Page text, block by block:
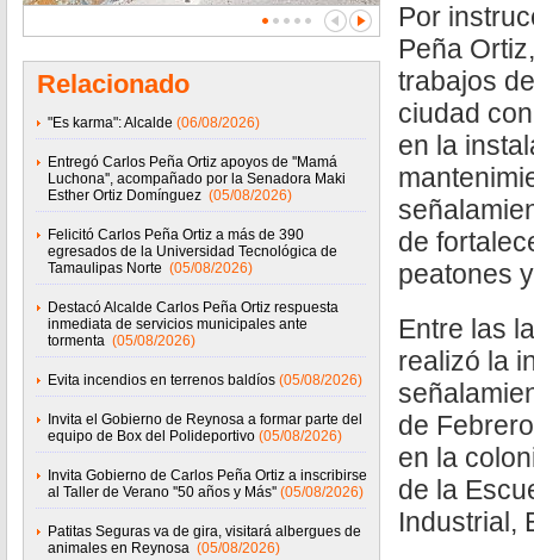
Relacionado
"Es karma": Alcalde (06/08/2026)
Entregó Carlos Peña Ortiz apoyos de ''Mamá
Luchona'', acompañado por la Senadora Maki
Esther Ortiz Domínguez (05/08/2026)
Felicitó Carlos Peña Ortiz a más de 390
egresados de la Universidad Tecnológica de
Tamaulipas Norte (05/08/2026)
Destacó Alcalde Carlos Peña Ortiz respuesta
inmediata de servicios municipales ante
tormenta (05/08/2026)
Evita incendios en terrenos baldíos (05/08/2026)
Invita el Gobierno de Reynosa a formar parte del
equipo de Box del Polideportivo (05/08/2026)
Invita Gobierno de Carlos Peña Ortiz a inscribirse
al Taller de Verano ''50 años y Más'' (05/08/2026)
Patitas Seguras va de gira, visitará albergues de
animales en Reynosa (05/08/2026)
Por
Peña
trabajos
ciudad
en la
de
peatones
Entre las
realizó la
de
en la
de la
Industrial,